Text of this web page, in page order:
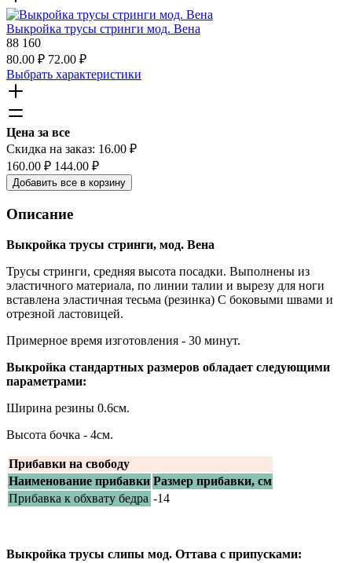
Выкройка трусы стринги мод. Вена
88 160
80.00 ₽ 72.00 ₽
Выбрать характеристики
Цена за все
Скидка на заказ: 16.00 ₽
160.00 ₽ 144.00 ₽
Добавить все в корзину
Описание
Выкройка трусы стринги, мод. Вена
Трусы стринги, средняя высота посадки. Выполнены из
эластичного материала, по линии талии и вырезу для ноги
вставлена эластичная тесьма (резинка) С боковыми швами и
отрезной ластовицей.
Примерное время изготовления - 30 минут.
Выкройка стандартных размеров обладает следующими
параметрами:
Ширина резины 0.6см.
Высота бочка - 4см.
Прибавки на свободу
Наименование прибавки Размер прибавки, см
Прибавка к обхвату бедра -14
Выкройка трусы слипы мод. Оттава с припусками: